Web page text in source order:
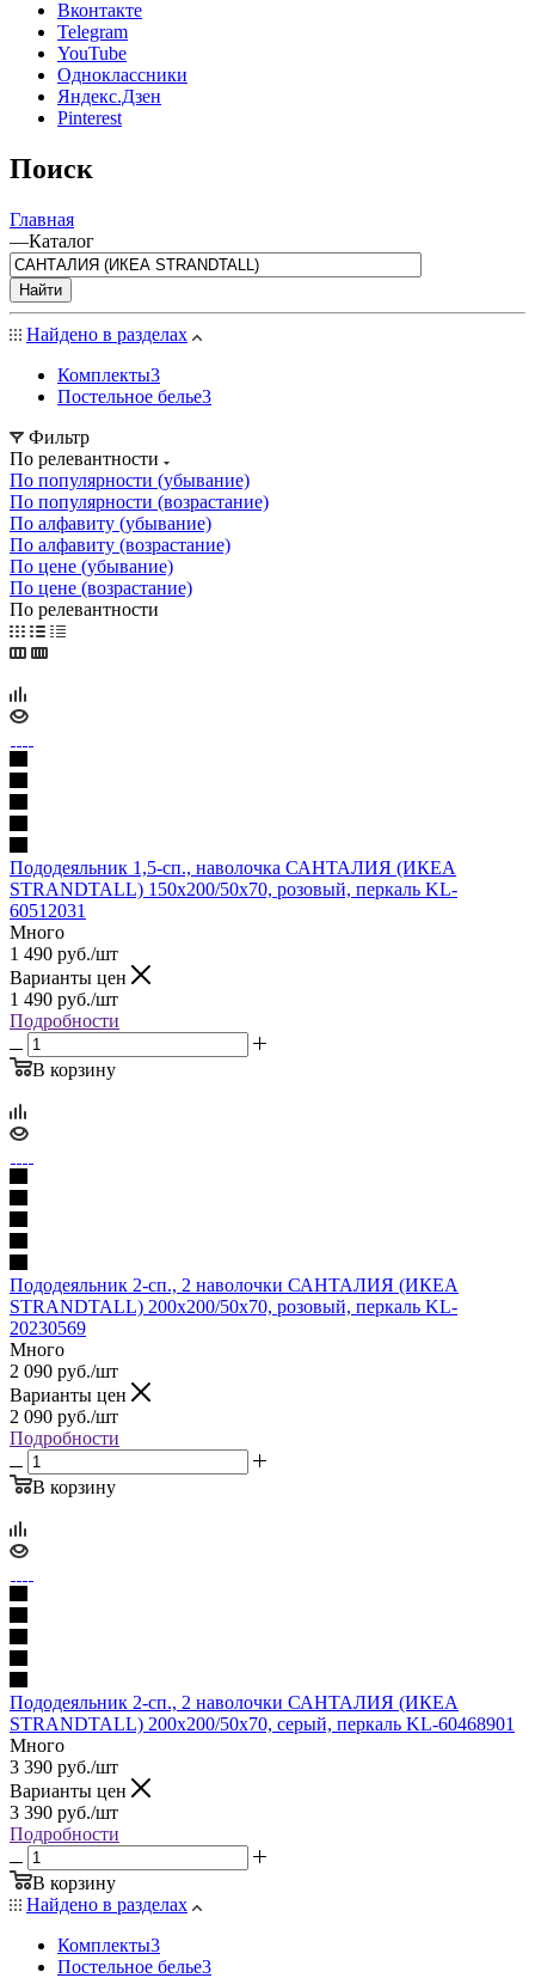
Вконтакте
Telegram
YouTube
Одноклассники
Яндекс.Дзен
Pinterest
Поиск
Главная
—Каталог
Найти
Найдено в разделах
Комплекты3
Постельное белье3
Фильтр
По релевантности
По популярности (убывание)
По популярности (возрастание)
По алфавиту (убывание)
По алфавиту (возрастание)
По цене (убывание)
По цене (возрастание)
По релевантности
Пододеяльник 1,5-сп., наволочка САНТАЛИЯ (ИКЕА
STRANDTALL) 150x200/50x70, розовый, перкаль KL-
60512031
Много
1 490 руб./шт
Варианты цен
1 490 руб./шт
Подробности
В корзину
Пододеяльник 2-сп., 2 наволочки САНТАЛИЯ (ИКЕА
STRANDTALL) 200x200/50x70, розовый, перкаль KL-
20230569
Много
2 090 руб./шт
Варианты цен
2 090 руб./шт
Подробности
В корзину
Пододеяльник 2-сп., 2 наволочки САНТАЛИЯ (ИКЕА
STRANDTALL) 200x200/50x70, серый, перкаль KL-60468901
Много
3 390 руб./шт
Варианты цен
3 390 руб./шт
Подробности
В корзину
Найдено в разделах
Комплекты3
Постельное белье3